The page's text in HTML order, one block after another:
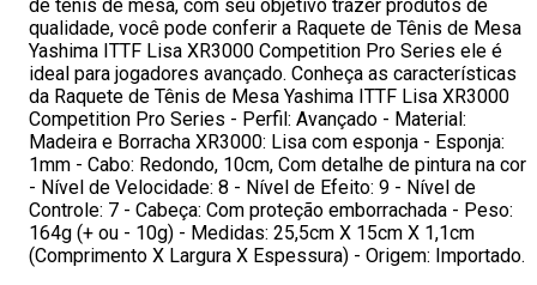
de tênis de mesa, com seu objetivo trazer produtos de
qualidade, você pode conferir a Raquete de Tênis de Mesa
Yashima ITTF Lisa XR3000 Competition Pro Series ele é
ideal para jogadores avançado. Conheça as características
da Raquete de Tênis de Mesa Yashima ITTF Lisa XR3000
Competition Pro Series - Perfil: Avançado - Material:
Madeira e Borracha XR3000: Lisa com esponja - Esponja:
1mm - Cabo: Redondo, 10cm, Com detalhe de pintura na cor
- Nível de Velocidade: 8 - Nível de Efeito: 9 - Nível de
Controle: 7 - Cabeça: Com proteção emborrachada - Peso:
164g (+ ou - 10g) - Medidas: 25,5cm X 15cm X 1,1cm
(Comprimento X Largura X Espessura) - Origem: Importado.